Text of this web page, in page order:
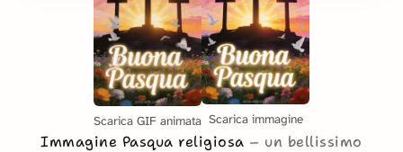
Scarica GIF animata Scarica immagine
Immagine Pasqua religiosa
un bellissimo